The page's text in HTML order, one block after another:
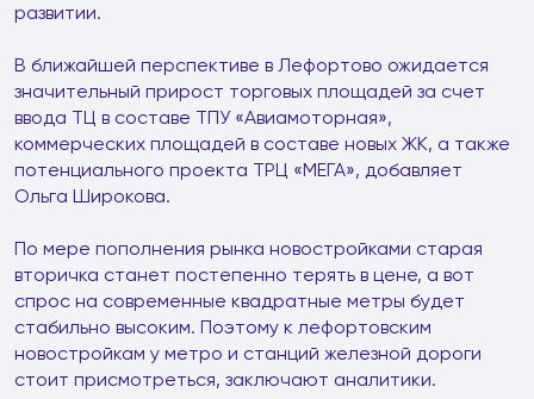
развитии.
В ближайшей перспективе в Лефортово ожидается
значительный прирост торговых площадей за счет
ввода ТЦ в составе ТПУ «Авиамоторная»,
коммерческих площадей в составе новых ЖК, а также
потенциального проекта ТРЦ «МЕГА», добавляет
Ольга Широкова.
По мере пополнения рынка новостройками старая
вторичка станет постепенно терять в цене, а вот
спрос на современные квадратные метры будет
стабильно высоким. Поэтому к лефортовским
новостройкам у метро и станций железной дороги
стоит присмотреться, заключают аналитики.